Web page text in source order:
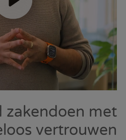
zakendoen met
vertrouwen